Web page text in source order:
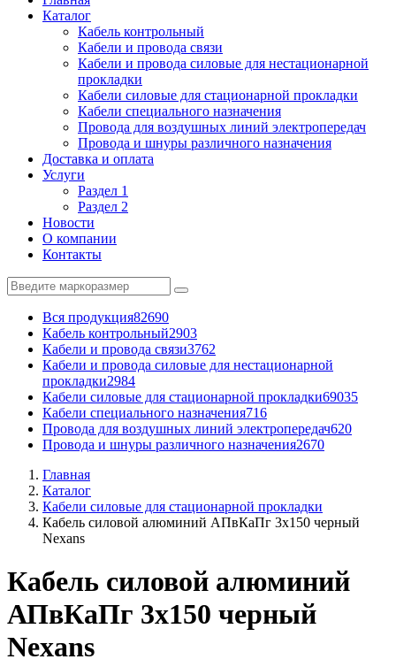
Каталог
Кабель контрольный
Кабели и провода связи
Кабели и провода силовые для нестационарной
прокладки
Кабели силовые для стационарной прокладки
Кабели специального назначения
Провода для воздушных линий электропередач
Провода и шнуры различного назначения
Доставка и оплата
Услуги
Раздел 1
Раздел 2
Новости
О компании
Контакты
Вся продукция82690
Кабель контрольный2903
Кабели и провода связи3762
Кабели и провода силовые для нестационарной
прокладки2984
Кабели силовые для стационарной прокладки69035
Кабели специального назначения716
Провода для воздушных линий электропередач620
Провода и шнуры различного назначения2670
Главная
Каталог
Кабели силовые для стационарной прокладки
Кабель силовой алюминий АПвКаПг 3x150 черный
Nexans
Кабель силовой алюминий
АПвКаПг 3x150 черный
Nexans